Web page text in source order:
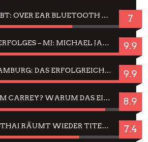
JBL TUNE 720BT: OVER EAR BLUETOOTH KOPFHÖRER UM DIE 50,-€ IM DAUER-TEST 7
WEGEN DES ERFOLGES – MJ: MICHAEL JACKSON MUSICAL IN EINER MATINEE SEHEN 9.9
JELLYFISH HAMBURG: DAS ERFOLGREICHE SOMMER-MENÜ 2025 IN GEFÜHLEN UND BILDERN 9.9
CÉSAR FÜR JIM CARREY? WARUM DAS EINER DER NERVIGSTEN ACTORS IST UND BLEIBT 8.9
JING JING: IN-THAI RÄUMT WIEDER TITEL AB – EIN ZWEI-STUNDEN-ERLEBNISBERICHT 7.4